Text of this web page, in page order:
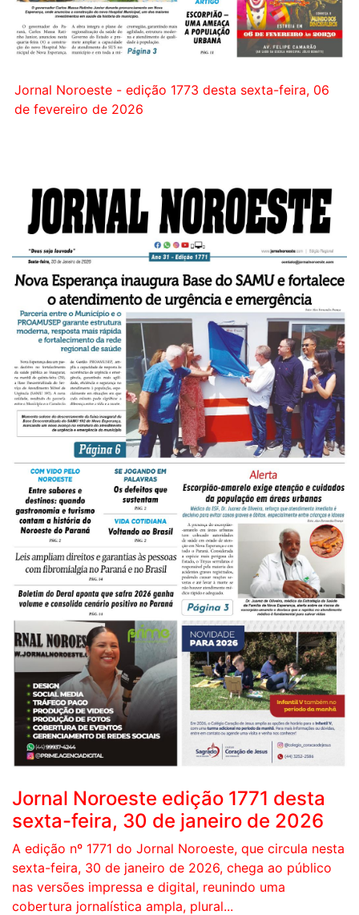
Jornal Noroeste - edição 1773 desta sexta-feira, 06
de fevereiro de 2026
Jornal Noroeste edição 1771 desta
sexta-feira, 30 de janeiro de 2026
A edição nº 1771 do Jornal Noroeste, que circula nesta
sexta-feira, 30 de janeiro de 2026, chega ao público
nas versões impressa e digital, reunindo uma
cobertura jornalística ampla, plural...